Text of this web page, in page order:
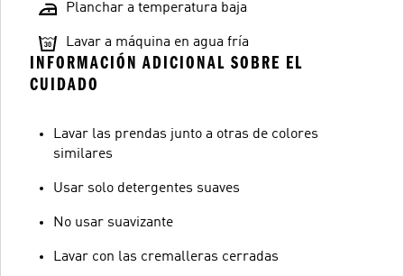
Planchar a temperatura baja
Lavar a máquina en agua fría
INFORMACIÓN ADICIONAL SOBRE EL
CUIDADO
Lavar las prendas junto a otras de colores
similares
Usar solo detergentes suaves
No usar suavizante
Lavar con las cremalleras cerradas